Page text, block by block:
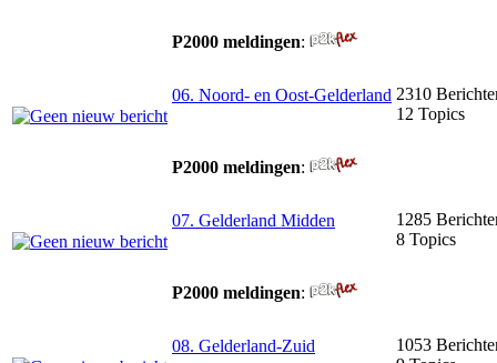
P2000 meldingen:
06. Noord- en Oost-Gelderland 2310
12 Topics
P2000 meldingen:
07. Gelderland Midden
1285
8 Topics
P2000 meldingen:
08. Gelderland-Zuid
1053